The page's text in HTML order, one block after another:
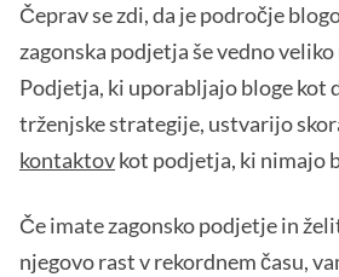
Čeprav se zdi, da je področje
zagonska podjetja še vedno
Podjetja, ki uporabljajo bloge kot
trženjske strategije, ustvarijo
kontaktovkot podjetja, ki nimajo
Če imate zagonsko podjetje in
njegovo rast v rekordnem času,